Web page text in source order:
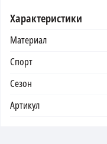
Характеристики
Материал
Спорт
Сезон
Артикул